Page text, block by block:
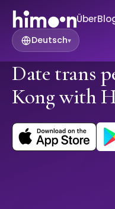
Über
Deutsch▾
Date trans
Kong with